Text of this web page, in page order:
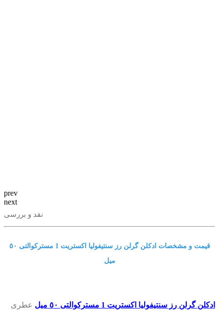
prev
next
نقد و بررسی
قیمت و مشخصات ادکلن گرلن رز سنتیفولیا اکستریت 1 مسترکوالتی ٥٠
میل
ادکلن گرلن رز سنتیفولیا اکستریت 1 مسترکوالتی ٥٠ میل
عطری